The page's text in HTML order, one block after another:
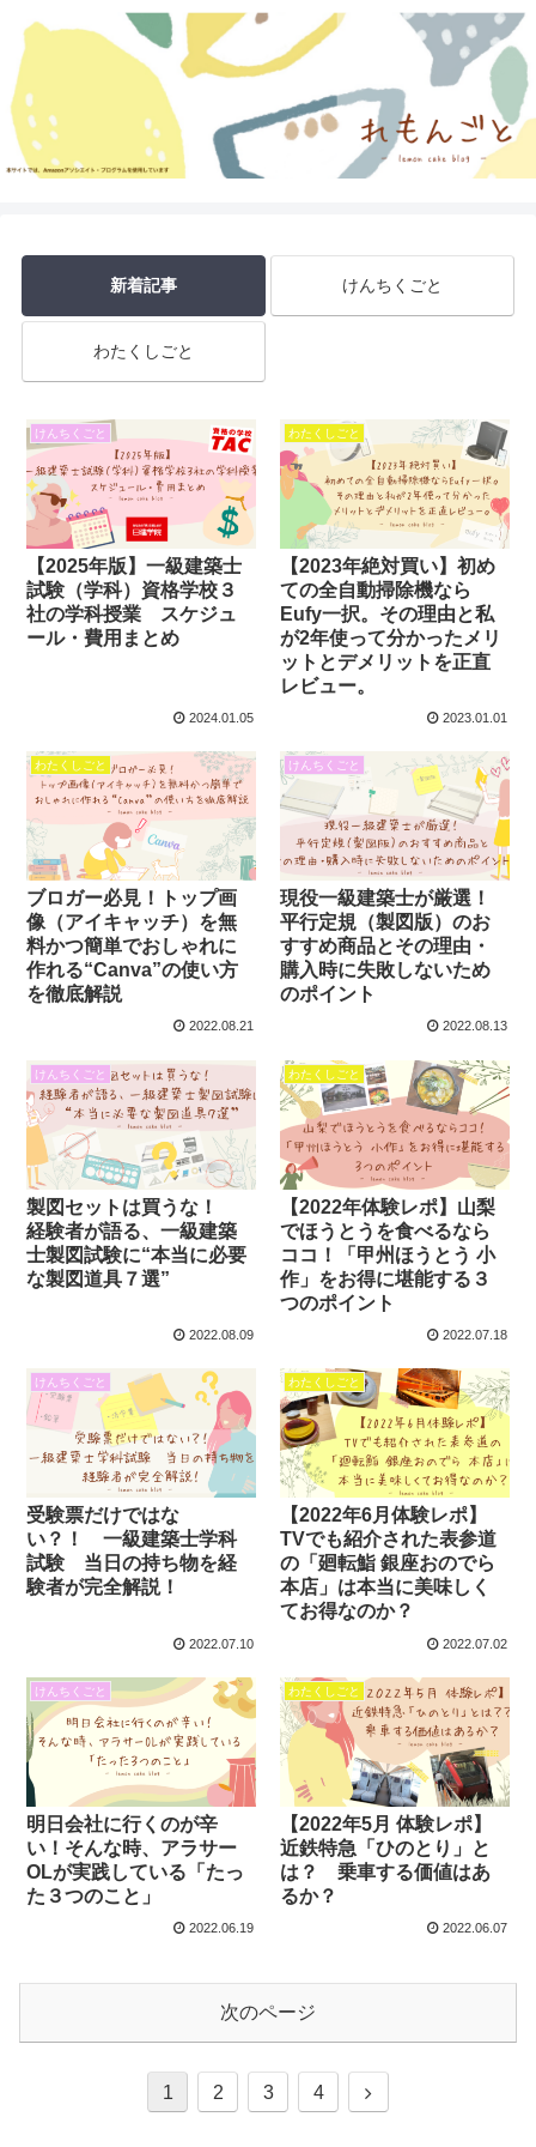
新着記事 けんちくごと
わたくしごと
けんちくごと
【2025年版】一級建築士
試験（学科）資格学校３
社の学科授業 スケジュ
ール・費用まとめ
2024.01.05
わたくしごと
【2023年絶対買い】初め
ての全自動掃除機なら
Eufy一択。その理由と私
が2年使って分かったメリ
ットとデメリットを正直
レビュー。
2023.01.01
わたくしごと
ブロガー必見！トップ画
像（アイキャッチ）を無
料かつ簡単でおしゃれに
作れる“Canva”の使い方
を徹底解説
2022.08.21
けんちくごと
現役一級建築士が厳選！
平行定規（製図版）のお
すすめ商品とその理由・
購入時に失敗しないため
のポイント
2022.08.13
けんちくごと
製図セットは買うな！
経験者が語る、一級建築
士製図試験に“本当に必要
な製図道具７選”
2022.08.09
わたくしごと
【2022年体験レポ】山梨
でほうとうを食べるなら
ココ！「甲州ほうとう 小
作」をお得に堪能する３
つのポイント
2022.07.18
けんちくごと
受験票だけではな
い？！ 一級建築士学科
試験 当日の持ち物を経
験者が完全解説！
2022.07.10
わたくしごと
【2022年6月体験レポ】
TVでも紹介された表参道
の「廻転鮨 銀座おのでら
本店」は本当に美味しく
てお得なのか？
2022.07.02
けんちくごと
明日会社に行くのが辛
い！そんな時、アラサー
OLが実践している「たっ
た３つのこと」
2022.06.19
わたくしごと
【2022年5月 体験レポ】
近鉄特急「ひのとり」と
は？ 乗車する価値はあ
るか？
2022.06.07
次のページ
1 2 3 4